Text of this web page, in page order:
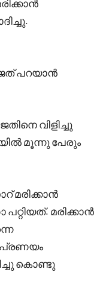
പറയാൻ
വിളിച്ചു
മൂന്നു പേരും
മരിക്കാൻ
മരിക്കാൻ
പ്രണയം
കൊണ്ടു